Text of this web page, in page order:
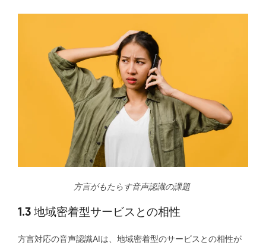
方言がもたらす音声認識の課題
1.3 地域密着型サービスとの相性
方言対応の音声認識AIは、地域密着型のサービスとの相性が